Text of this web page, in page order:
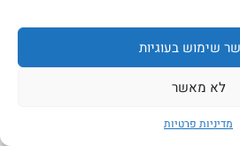
שימוש בעוגיות
לא מאשר
מדיניות פרטיות